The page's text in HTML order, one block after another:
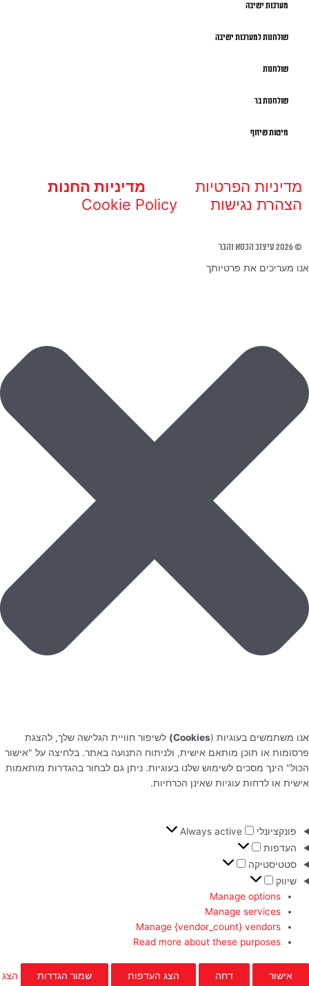
מערכות ישיבה
שולחנות למערכות ישיבה
שולחנות
שולחנות בר
מיטות שיזוף
מדיניות הפרטיות
מדיניות החנות
הצהרת נגישות
Cookie Policy
© 2026 עיצוב הכסא והבר
אנו מעריכים את פרטיותך
אנו משתמשים בעוגיות (Cookies)
לשיפור חוויית הגלישה שלך, להצגת
פרסומות או תוכן מותאם אישית, ולניתוח התנועה באתר. בלחיצה על "אישור
הכול" הינך מסכים לשימוש שלנו בעוגיות. ניתן גם לבחור בהגדרות מותאמות
אישית או לדחות עוגיות שאינן הכרחיות.
פונקציונלי
Always active
העדפות
סטטיסטיקה
שיווק
Manage options
Manage services
Manage {vendor_count} vendors
Read more about these purposes
אישור דחה הצג העדפות שמור הגדרות הצג